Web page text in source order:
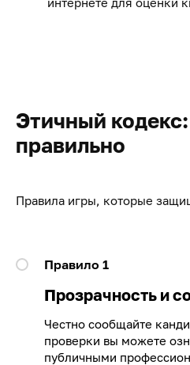
Этичный
правильно
Правила игры, которые
Правило 1
Прозрачность и
Честно сообщайте
проверки вы можете
публичными